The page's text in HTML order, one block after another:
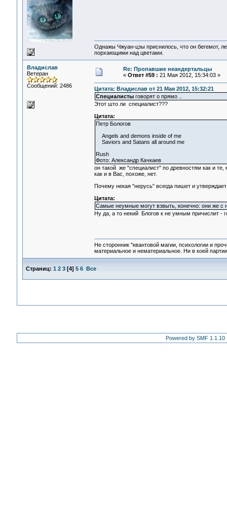
Однажы Чжуан-цзы приснилось, что он бегемот,
порхающими над цветами.
Владислав
Ветеран
Сообщений: 2486
Re: Пропавшие неандертальцы
« Ответ #59 : 21 Мая 2012, 15:34:03 »
Цитата: Владислав от 21 Мая 2012, 15:32:21
Специалисты говорят о прямо ..
Этот што ли специалист???
Цитата:
Петр Бологов
Angels and demons inside of me
Saviors and Satans all around me
Rush
Фото: Александр Качкаев
он такой же "специалист" по древностям как и
как и в Вас, похоже, нет.
Почему некая "нерусь" всегда пишет и
Цитата:
Самые неумные могут взвыть, конечно: они же с
Ну да, а то некий Блогов к не умным причислит -
Не сторонник "квантовой магии, психологии и
материальное и нематериальное. Ни в коей
Страниц: 1 2 3[4] 5 6 Все
Powered by SMF 1.1.10